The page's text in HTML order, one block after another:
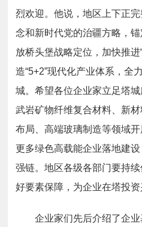
烈欢迎。他说，地区上下正
念和新时代党的治疆方略，
放桥头堡战略定位，加快推进
造“5+2”现代化产业体系，全
城。希望各位企业家立足塔
武岩矿物纤维复合材料、新
布局、高端玻璃制造等领域
更多绿色高载能企业落地建
强链。地区各级各部门要持
好要素保障，为企业在塔投资
企业家们先后介绍了企